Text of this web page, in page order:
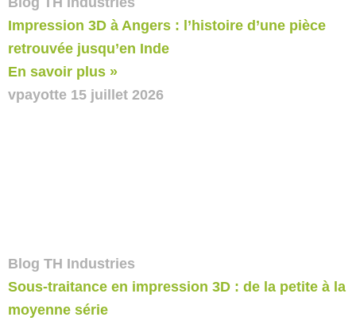
Impression 3D à Angers : l’histoire d’une pièce
retrouvée jusqu’en Inde
En savoir plus »
vpayotte 15 juillet 2026
Blog TH Industries
Sous-traitance en impression 3D : de la petite à la
moyenne série